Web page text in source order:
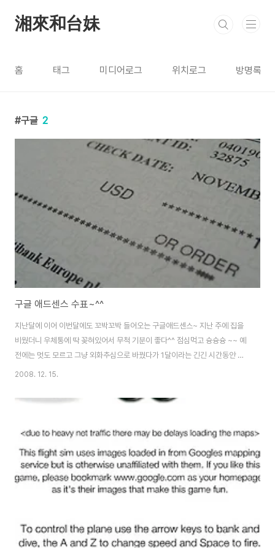
湘來和台妹
홈 태그 미디어로그 위치로그 방명록
구글 2
구글 애드센스 수표~^^
지난달에 이어 이번달에도 꼬박꼬박 들어오는 구글애드센스~ 지난 주에 집을
비웠더니 우체통에 딱 꽂혀있어서 무척 기분이 좋다^^ 점심먹고 슝슝슝 ~~ 예
전에는 멋도 모르고 그냥 외화추심으로 바꿨다가 1달이라는 긴긴 시간동안 기
달려서 환전했으나 이젠 요령이 생겼는지 은행직원이랑 친해 놓아서 그런지 회
에 콕콕 넣어주심~^^ 한참 오를땐 20만원이 넘는돈이었는데~아쉽
2008. 12. 15.